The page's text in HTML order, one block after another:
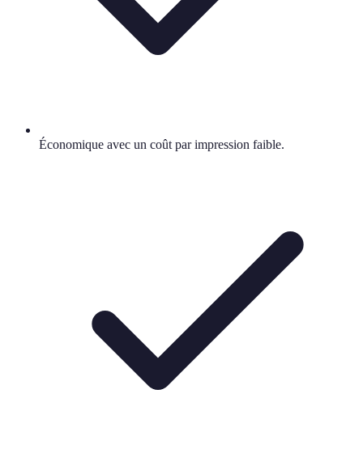
Économique avec un coût par impression faible.